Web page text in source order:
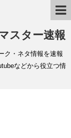
スター速報
ク・ネタ情報を速報
などから役立つ情